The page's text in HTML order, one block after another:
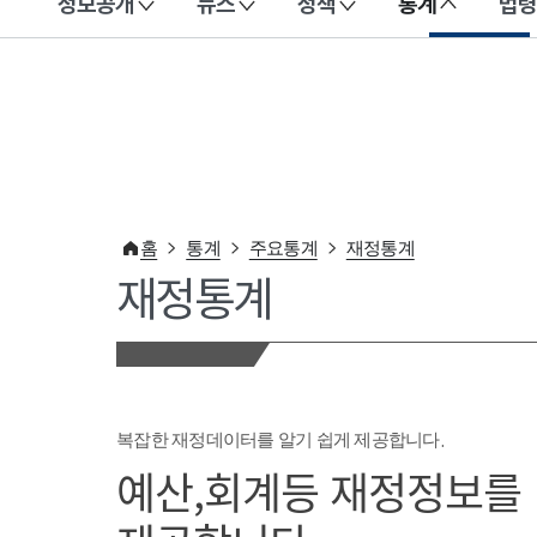
이 누리집은 대한민국 공식 전자정부 누리집입니다.
홈 통계 주요통계 재정통계
재정통계
복잡한 재정데이터를 알기 쉽게 제공합니다.
예산,회계등 재정정보를